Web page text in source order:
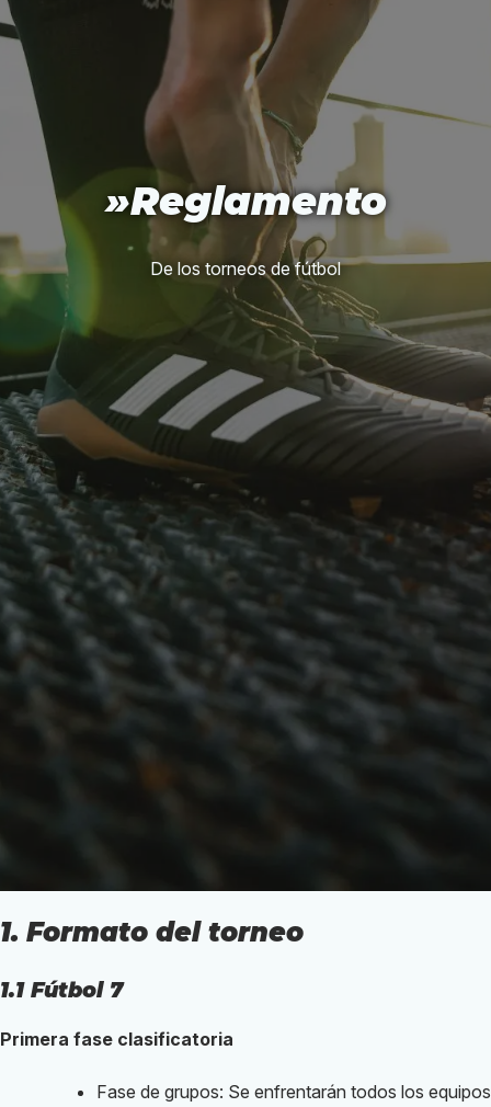
»Reglamento
De los torneos de fútbol
1. Formato del torneo
1.1 Fútbol 7
Primera fase clasificatoria
Fase de grupos: Se enfrentarán todos los equipos